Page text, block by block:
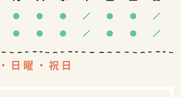
日曜・祝日